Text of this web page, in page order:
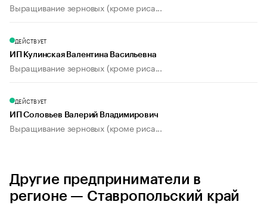
Выращивание зерновых (кроме риса...
ДЕЙСТВУЕТ
ИП Кулинская Валентина Васильевна
Выращивание зерновых (кроме риса...
ДЕЙСТВУЕТ
ИП Соловьев Валерий Владимирович
Выращивание зерновых (кроме риса...
Другие предприниматели в
регионе — Ставропольский край